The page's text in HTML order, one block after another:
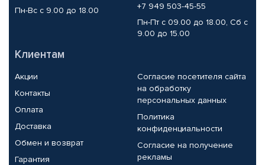
Пн-Вс с 9.00 до 18.00
+7 949 503-45-55
Пн-Пт с 09.00 до 18.00, Сб с
9.00 до 15.00
Клиентам
Акции
Контакты
Оплата
Доставка
Обмен и возврат
Гарантия
Согласие посетителя сайта
на обработку
персональных данных
Политика
конфиденциальности
Согласие на получение
рекламы